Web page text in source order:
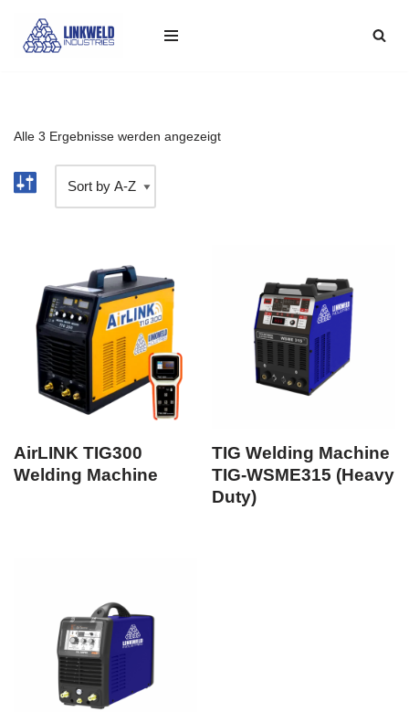
Zum
Alle 3 Ergebnisse werden angezeigt
AirLINK TIG300
Welding Machine
TIG Welding Machine
TIG-WSME315 (Heavy
Duty)